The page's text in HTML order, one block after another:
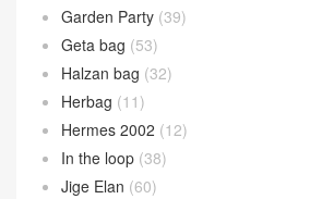
Garden Party (39)
Geta bag (53)
Halzan bag (32)
Herbag (11)
Hermes 2002 (12)
In the loop (38)
Jige Elan (60)